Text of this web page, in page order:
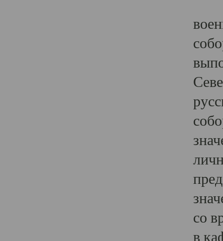
со
в